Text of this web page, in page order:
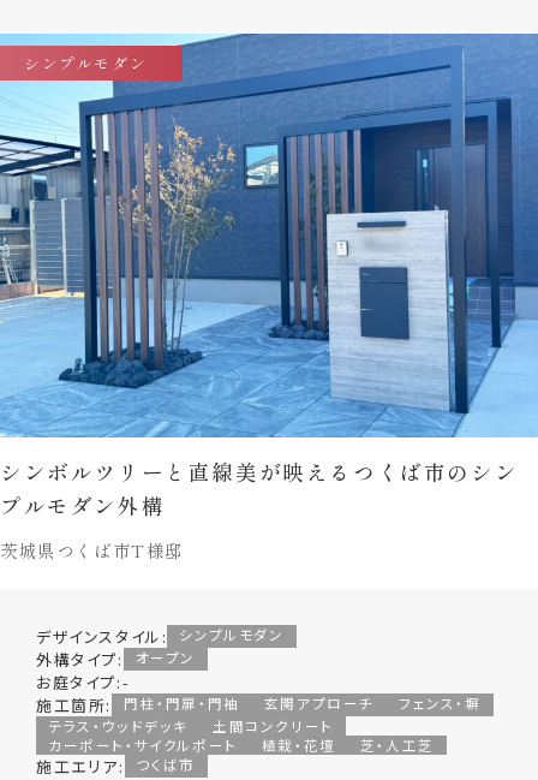
シンプルモダン
シンボルツリーと直線美が映えるつくば市のシン
プルモダン外構
茨城県つくば市T様邸
デザインスタイル: シンプルモダン
外構タイプ: オープン
お庭タイプ:-
施工箇所:
門柱・門扉・門袖 玄関アプローチ
フェンス・塀
テラス・ウッドデッキ
土間コンクリート
カーポート・サイクルポート
植栽・花壇 芝・人工芝
施工エリア: つくば市